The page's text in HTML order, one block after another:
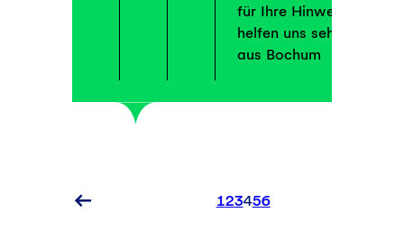
für Ihre Hinweise sie
helfen uns sehr! Grüße
aus Bochum
123456